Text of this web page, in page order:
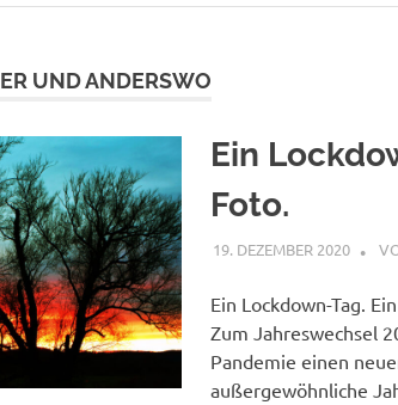
UND ANDERSWO
Ein
Foto.
19. DEZEMBER 2020
Ein Lockdown-Tag.
Zum Jahreswechsel
Pandemie einen
außergewöhnliche